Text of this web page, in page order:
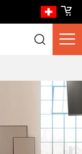
Voir tout